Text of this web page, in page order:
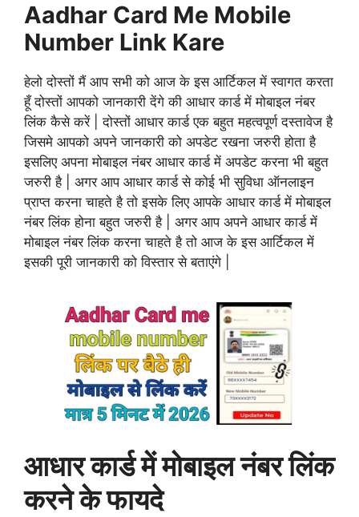
Aadhar Card Me Mobile
Number Link Kare
हेलो दोस्तों मैं आप सभी को आज के इस आर्टिकल में स्वागत करता
हूँ दोस्तों आपको जानकारी देंगे की आधार कार्ड में मोबाइल नंबर
लिंक कैसे करें | दोस्तों आधार कार्ड एक बहुत महत्वपूर्ण दस्तावेज है
जिसमे आपको अपने जानकारी को अपडेट रखना जरुरी होता है
इसलिए अपना मोबाइल नंबर आधार कार्ड में अपडेट करना भी बहुत
जरुरी है | अगर आप आधार कार्ड से कोई भी सुविधा ऑनलाइन
प्राप्त करना चाहते है तो इसके लिए आपके आधार कार्ड में मोबाइल
नंबर लिंक होना बहुत जरुरी है | अगर आप अपने आधार कार्ड में
मोबाइल नंबर लिंक करना चाहते है तो आज के इस आर्टिकल में
इसकी पूरी जानकारी को विस्तार से बताएंगे |
आधार कार्ड में मोबाइल नंबर लिंक
करने केफायदे